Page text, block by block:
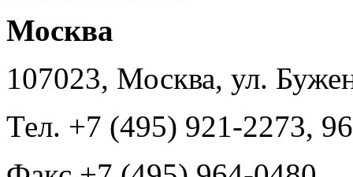
Москва
107023, Москва, ул.
Тел. +7 (495) 921-2273,